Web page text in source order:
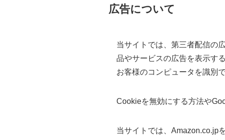
広告について
当サイトでは、第三者配信の
品やサービスの広告を表示す
お客様のコンピュータを識別
Cookieを無効にする方法や
当サイトでは、Amazon.co.jp